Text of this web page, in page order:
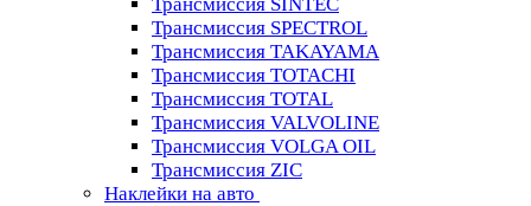
Трансмиссия SPECTROL
Трансмиссия TAKAYAMA
Трансмиссия TOTACHI
Трансмиссия TOTAL
Трансмиссия VALVOLINE
Трансмиссия VOLGA OIL
Трансмиссия ZIC
Наклейки на авто